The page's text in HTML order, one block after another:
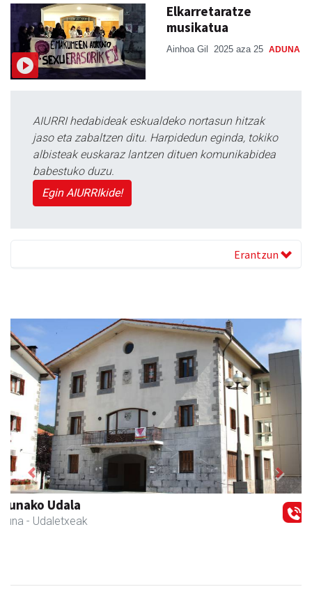
Elkarretaratze
musikatua
Ainhoa Gil 2025 aza 25 ADUNA
AIURRI hedabideak eskualdeko nortasun hitzak
jaso eta zabaltzen ditu. Harpidedun eginda, tokiko
albisteak euskaraz lantzen dituen komunikabidea
babestuko duzu.
Egin AIURRIkide!
Erantzun
Transportes Lakunza
Asteasu - Garraioak
Previous Next